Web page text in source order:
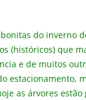
do inverno
(históricos) que
e de muitos
estacionamento,
as árvores estão